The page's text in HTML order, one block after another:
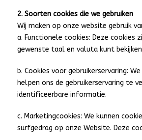
2. Soorten cookies die we gebruiken
Wij maken op onze website gebruik
a. Functionele cookies: Deze
gewenste taal en valuta kunt
b. Cookies voor gebruikerservaring:
helpen ons de gebruikerservaring te
identificeerbare informatie.
c. Marketingcookies: We kunnen
surfgedrag op onze Website. Deze